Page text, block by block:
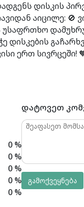
დისკის
აიცილე: 🚫
ერთ სივრცეში!
0 %
0 %
0 %
0 %
0 %
დატოვეთ
გამოქვეყნება